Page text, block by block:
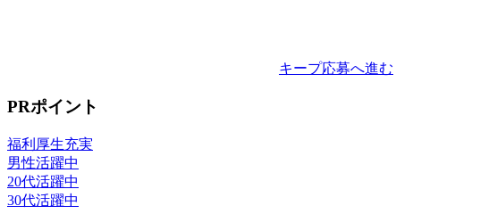
キープ応募へ進む
PRポイント
福利厚生充実
男性活躍中
20代活躍中
30代活躍中